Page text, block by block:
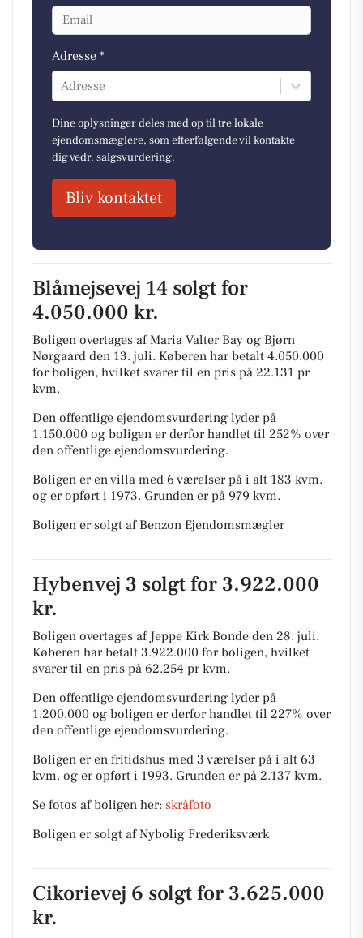
Adresse *
Adresse
Dine oplysninger deles med op til tre lokale
ejendomsmæglere, som efterfølgende vil kontakte
dig vedr. salgsvurdering.
Bliv kontaktet
Blåmejsevej 14 solgt for
4.050.000 kr.
Boligen overtages af Maria Valter Bay og Bjørn
Nørgaard den 13. juli. Køberen har betalt 4.050.000
for boligen, hvilket svarer til en pris på 22.131 pr
kvm.
Den offentlige ejendomsvurdering lyder på
1.150.000 og boligen er derfor handlet til 252% over
den offentlige ejendomsvurdering.
Boligen er en villa med 6 værelser på i alt 183 kvm.
og er opført i 1973. Grunden er på 979 kvm.
Boligen er solgt af Benzon Ejendomsmægler
Hybenvej 3 solgt for 3.922.000
kr.
Boligen overtages af Jeppe Kirk Bonde den 28. juli.
Køberen har betalt 3.922.000 for boligen, hvilket
svarer til en pris på 62.254 pr kvm.
Den offentlige ejendomsvurdering lyder på
1.200.000 og boligen er derfor handlet til 227% over
den offentlige ejendomsvurdering.
Boligen er en fritidshus med 3 værelser på i alt 63
kvm. og er opført i 1993. Grunden er på 2.137 kvm.
Se fotos af boligen her: skråfoto
Boligen er solgt af Nybolig Frederiksværk
Cikorievej 6 solgt for 3.625.000
kr.